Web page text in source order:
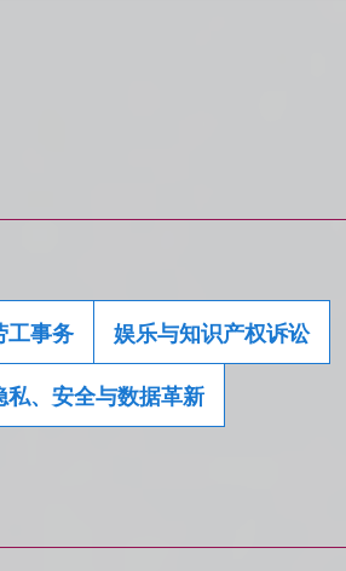
工事务 娱乐与知识产权诉讼
私、安全与数据革新